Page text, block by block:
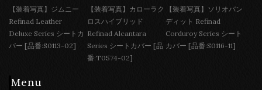
【装着写真】ジムニー
Refinad Leather
Deluxe Series シートカ
バー [品番:S0113-02]
【装着写真】カローラク
ロスハイブリッド
Refinad Alcantara
Series シートカバー [品
番:T0574-02]
【装着写真】ソリオバン
ディット Refinad
Corduroy Series シート
カバー [品番:S0116-11]
Menu